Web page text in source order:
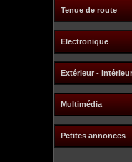
Tenue de route
Electronique
Extérieur - intérieur
Multimédia
Petites annonces